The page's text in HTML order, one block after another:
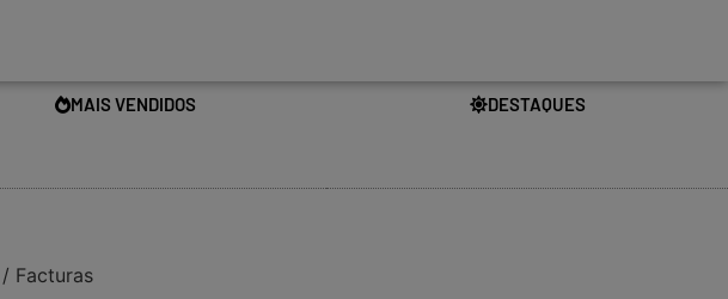
MAIS VENDIDOS DESTAQUES
/ Facturas